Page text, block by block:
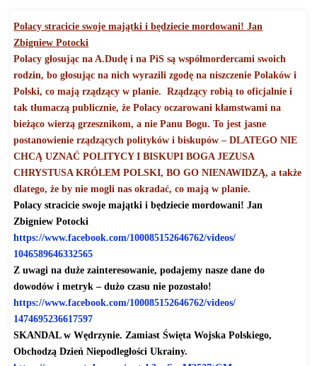
Polacy stracicie swoje majątki i będziecie mordowani! Jan
Zbigniew Potocki
Polacy głosując na A.Dudę i na PiS są współmordercami swoich
rodzin, bo głosując na nich wyrazili zgodę na niszczenie Polaków i
Polski, co mają rządzący w planie. Rządzący robią to oficjalnie i
tak tłumaczą publicznie, że Polacy oczarowani kłamstwami na
bieżąco wierzą grzesznikom, a nie Panu Bogu. To jest jasne
postanowienie rządzących polityków i biskupów – DLATEGO NIE
CHCĄ UZNAĆ POLITYCY I BISKUPI BOGA JEZUSA
CHRYSTUSA KRÓLEM POLSKI, BO GO NIENAWIDZĄ, a także
dlatego, że by nie mogli nas okradać, co mają w planie.
Polacy stracicie swoje majątki i będziecie mordowani! Jan
Zbigniew Potocki
https://www.facebook.com/100085152646762/videos/
1046589646332565
Z uwagi na duże zainteresowanie, podajemy nasze dane do
dowodów i metryk – dużo czasu nie pozostało!
https://www.facebook.com/100085152646762/videos/
1474695236617597
SKANDAL w Wędrzynie. Zamiast Święta Wojska Polskiego,
Obchodzą Dzień Niepodległości Ukrainy.